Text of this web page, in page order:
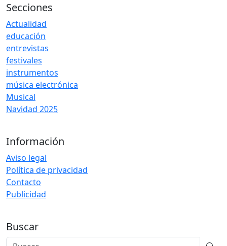
Secciones
Actualidad
educación
entrevistas
festivales
instrumentos
música electrónica
Musical
Navidad 2025
Información
Aviso legal
Política de privacidad
Contacto
Publicidad
Buscar